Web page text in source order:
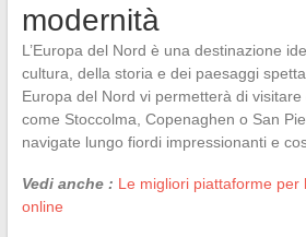
modernità
L’Europa del Nord è una destinazione
cultura, della storia e dei paesaggi
Europa del Nord vi permetterà di
come Stoccolma, Copenaghen o San
navigate lungo fiordi impressionanti e
Vedi anche : Le migliori piattaforme
online